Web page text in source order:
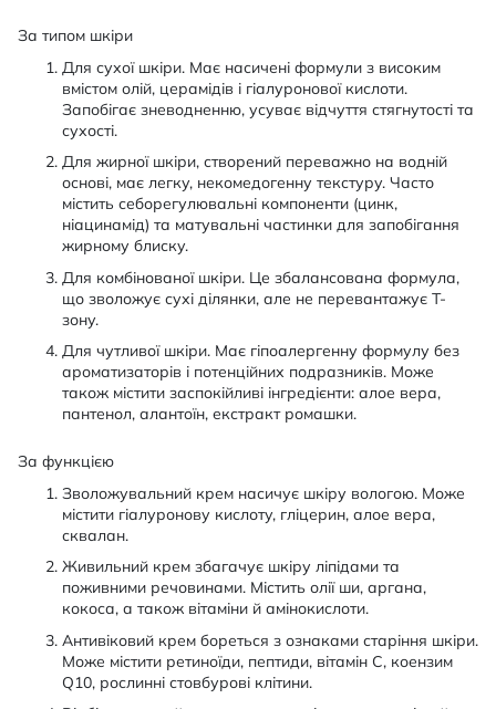
За типом шкіри
Для сухої шкіри. Має насичені формули з високим
вмістом олій, церамідів і гіалуронової кислоти.
Запобігає зневодненню, усуває відчуття стягнутості та
сухості.
Для жирної шкіри, створений переважно на водній
основі, має легку, некомедогенну текстуру. Часто
містить себорегулювальні компоненти (цинк,
ніацинамід) та матувальні частинки для запобігання
жирному блиску.
Для комбінованої шкіри. Це збалансована формула,
що зволожує сухі ділянки, але не перевантажує Т-
зону.
Для чутливої шкіри. Має гіпоалергенну формулу без
ароматизаторів і потенційних подразників. Може
також містити заспокійливі інгредієнти: алое вера,
пантенол, алантоїн, екстракт ромашки.
За функцією
Зволожувальний крем насичує шкіру вологою. Може
містити гіалуронову кислоту, гліцерин, алое вера,
сквалан.
Живильний крем збагачує шкіру ліпідами та
поживними речовинами. Містить олії ши, аргана,
кокоса, а також вітаміни й амінокислоти.
Антивіковий крем бореться з ознаками старіння шкіри.
Може містити ретиноїди, пептиди, вітамін С, коензим
Q10, рослинні стовбурові клітини.